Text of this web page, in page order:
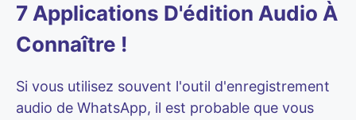
7 Applications D'édition Audio À
Connaître !
Si vous utilisez souvent l'outil d'enregistrement
audio de WhatsApp, il est probable que vous